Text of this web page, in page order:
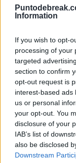
Information
If you wish to opt-
processing of your
targeted
section to confirm
opt-out request is
interest-based ads
us or personal
your opt-out. You
disclosure of your
IAB’s list of
also be disclosed
Downstream
avversario nel
fare un'analisi
consente di
Il secondo
spiegare, è che
solo con una
non si rompa il
chilogrammi nelle
palla molto
meno sforzo per